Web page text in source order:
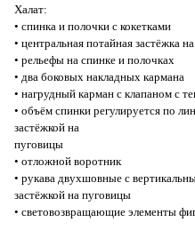
Халат:
• спинка и полочки с кокетками
• центральная потайная застёжка
• рельефы на спинке и полочках
• два боковых накладных кармана
• нагрудный карман с клапаном с
• объём спинки регулируется по
застёжкой на
пуговицы
• отложной воротник
• рукава двухшовные с
застёжкой на пуговицы
• световозвращающие элементы